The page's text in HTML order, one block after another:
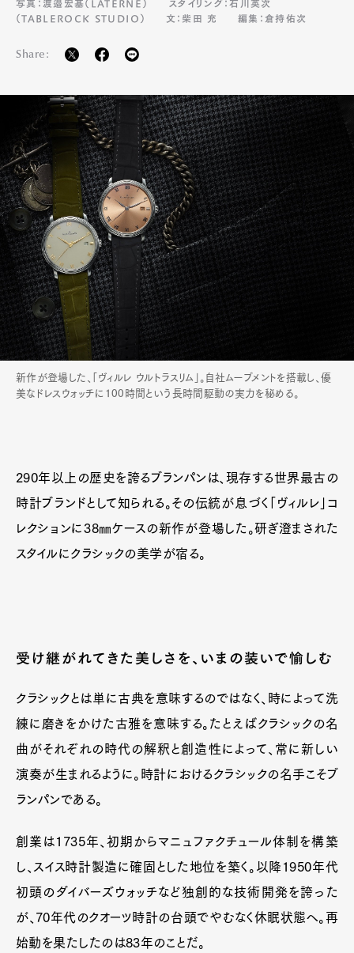
写真：渡邉宏基（LATERNE）
スタイリング：石川英次
（TABLEROCK STUDIO）
文：柴田 充 編集：倉持佑次
Share:
新作が登場した、「ヴィルレ ウルトラスリム」。自社ムーブメントを搭載し、優
美なドレスウォッチに100時間という長時間駆動の実力を秘める。
290年以上の歴史を誇るブランパンは、現存する世界最古の
時計ブランドとして知られる。その伝統が息づく「ヴィルレ」コ
レクションに38㎜ケースの新作が登場した。研ぎ澄まされた
スタイルにクラシックの美学が宿る。
受け継がれてきた美しさを、いまの装いで愉しむ
クラシックとは単に古典を意味するのではなく、時によって洗
練に磨きをかけた古雅を意味する。たとえばクラシックの名
曲がそれぞれの時代の解釈と創造性によって、常に新しい
演奏が生まれるように。時計におけるクラシックの名手こそブ
ランパンである。
創業は1735年、初期からマニュファクチュール体制を構築
し、スイス時計製造に確固とした地位を築く。以降1950年代
初頭のダイバーズウォッチなど独創的な技術開発を誇った
が、70年代のクオーツ時計の台頭でやむなく休眠状態へ。再
始動を果たしたのは83年のことだ。